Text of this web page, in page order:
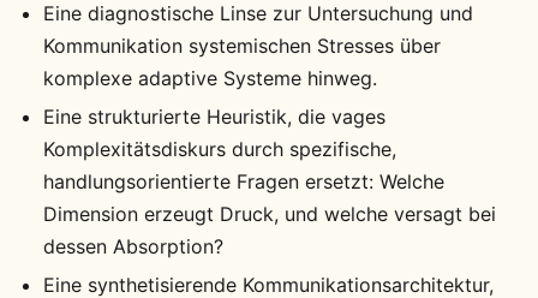
Eine diagnostische Linse zur Untersuchung und
Kommunikation systemischen Stresses über
komplexe adaptive Systeme hinweg.
Eine strukturierte Heuristik, die vages
Komplexitätsdiskurs durch spezifische,
handlungsorientierte Fragen ersetzt: Welche
Dimension erzeugt Druck, und welche versagt bei
dessen Absorption?
Eine synthetisierende Kommunikationsarchitektur,